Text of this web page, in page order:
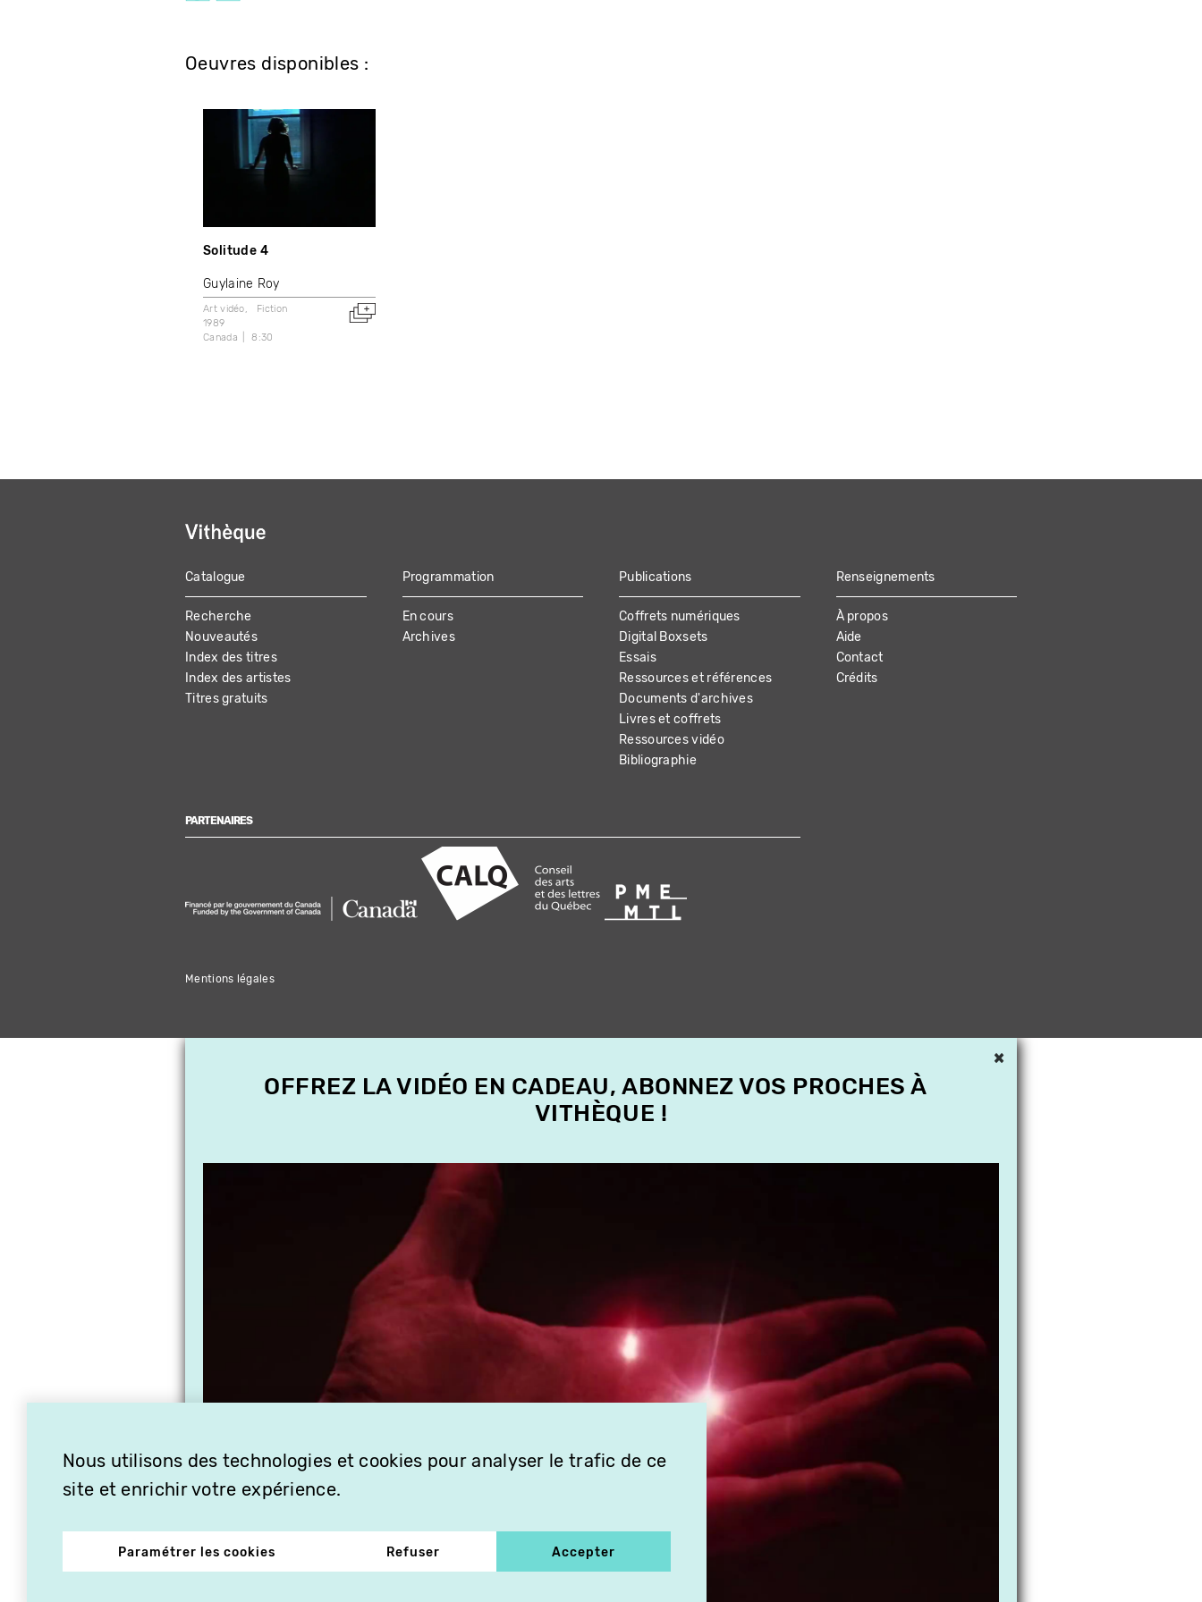
Oeuvres disponibles :
Solitude 4
Guylaine Roy
Art vidéo
Fiction
1989
Canada
8:30
MAIN
NAVIGATION
Catalogue
Recherche
Nouveautés
Index des titres
Index des artistes
Titres gratuits
Programmation
En cours
Archives
Publications
Coffrets numériques
Digital Boxsets
Essais
Ressources et références
Documents d'archives
Livres et coffrets
Ressources vidéo
Bibliographie
Renseignements
À propos
Aide
Contact
Crédits
PARTENAIRES
Mentions légales
Nous utilisons des technologies et cookies pour analyser le trafic de ce
site et enrichir votre expérience.
Paramétrer les cookies Refuser Accepter
×
OFFREZ LA VIDÉO EN CADEAU, ABONNEZ VOS PROCHES À
VITHÈQUE !